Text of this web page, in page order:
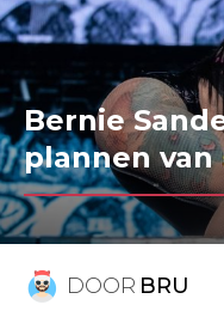
Bernie
plannen van
DOOR BRU